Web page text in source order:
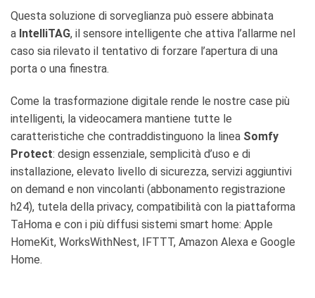
Questa soluzione di sorveglianza può essere abbinata
a IntelliTAG, il sensore intelligente che attiva l’allarme nel
caso sia rilevato il tentativo di forzare l’apertura di una
porta o una finestra.
Come la trasformazione digitale rende le nostre case più
intelligenti, la videocamera mantiene tutte le
caratteristiche che contraddistinguono la linea Somfy
Protect: design essenziale, semplicità d’uso e di
installazione, elevato livello di sicurezza, servizi aggiuntivi
on demand e non vincolanti (abbonamento registrazione
h24), tutela della privacy, compatibilità con la piattaforma
TaHoma e con i più diffusi sistemi smart home: Apple
HomeKit, WorksWithNest, IFTTT, Amazon Alexa e Google
Home.